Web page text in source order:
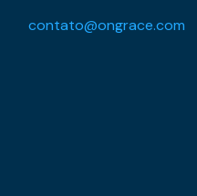
contato@ongrace.com